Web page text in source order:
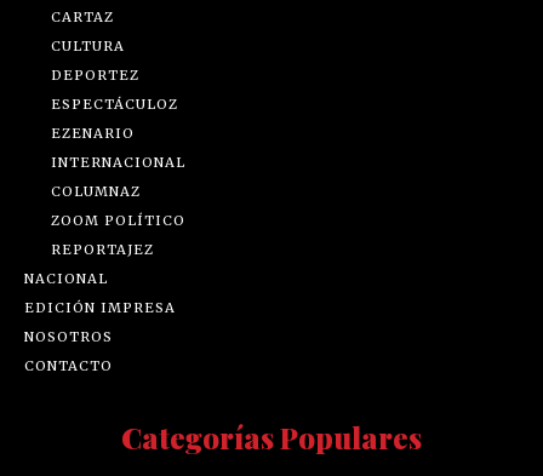
CARTAZ
CULTURA
DEPORTEZ
ESPECTÁCULOZ
EZENARIO
INTERNACIONAL
COLUMNAZ
ZOOM POLÍTICO
REPORTAJEZ
NACIONAL
EDICIÓN IMPRESA
NOSOTROS
CONTACTO
Categorías Populares